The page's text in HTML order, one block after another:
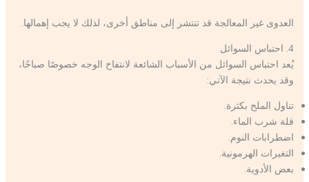
العدوى غير المعالجة قد تنتشر إلى مناطق أخرى، لذلك لا يجب إهمالها.
4. احتباس السوائل
يُعد احتباس السوائل من الأسباب الشائعة لانتفاخ الوجه خصوصًا صباحًا،
وقد يحدث نتيجة الآتي:
تناول الملح بكثرة.
قلة شرب الماء.
اضطرابات النوم.
التغيرات الهرمونية.
بعض الأدوية.